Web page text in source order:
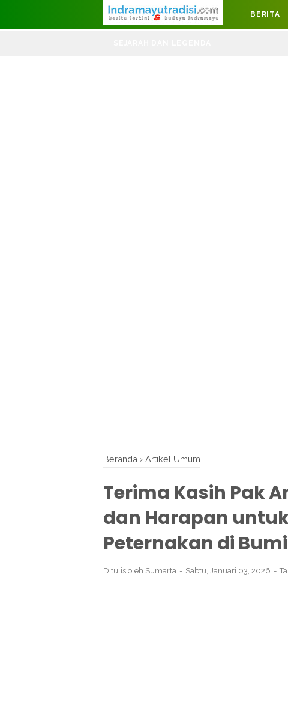
Judul Website BERITA
Beranda › Artikel Umum
Terima Kasih Pak
dan Harapan
Peternakan di
Ditulis oleh Sumarta Sabtu, Januari 03, 2026